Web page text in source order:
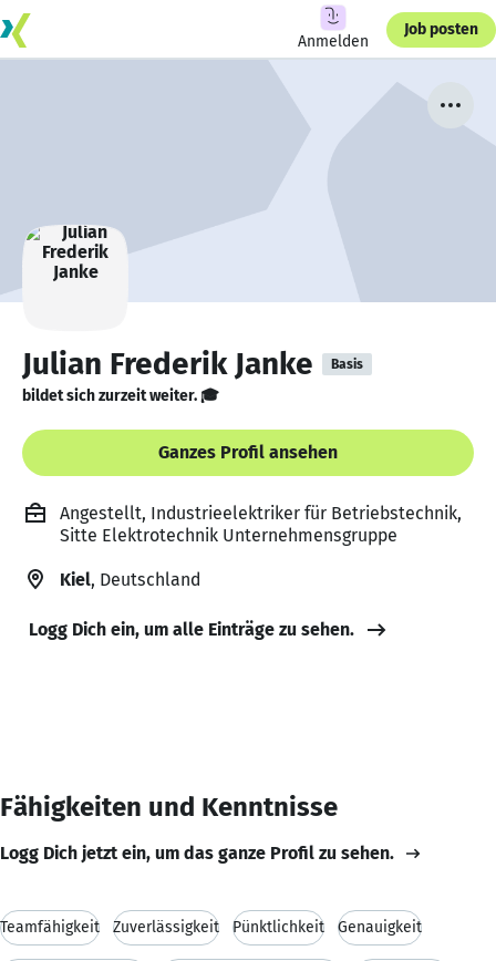
Anmelden
Job posten
Julian Frederik Janke Basis
bildet sich zurzeit weiter. 🎓
Ganzes Profil ansehen
Angestellt, Industrieelektriker für Betriebstechnik,
Sitte Elektrotechnik Unternehmensgruppe
Kiel, Deutschland
Logg Dich ein, um alle Einträge zu sehen.
Fähigkeiten und Kenntnisse
Logg Dich jetzt ein, um das ganze Profil zu sehen.
Teamfähigkeit Zuverlässigkeit Pünktlichkeit Genauigkeit